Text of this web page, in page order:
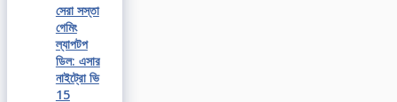
সেরা সস্তা
গেমিং
ল্যাপটপ
ডিল: এসার
নাইট্রো ভি
15